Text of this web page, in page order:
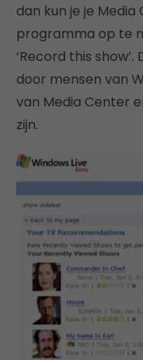
dan kun je je
programma op te
‘Record this
door mensen van
van Media Center
zijn.